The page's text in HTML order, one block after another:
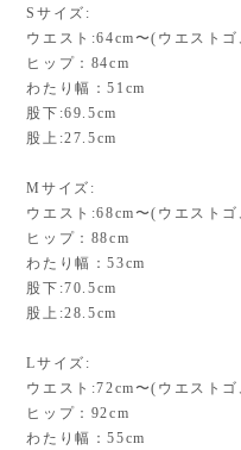
Sサイズ:
ウエスト:64cm〜(ウエスト
ヒップ：84cm
わたり幅：51cm
股下:69.5cm
股上:27.5cm
Mサイズ:
ウエスト:68cm〜(ウエスト
ヒップ：88cm
わたり幅：53cm
股下:70.5cm
股上:28.5cm
Lサイズ:
ウエスト:72cm〜(ウエスト
ヒップ：92cm
わたり幅：55cm